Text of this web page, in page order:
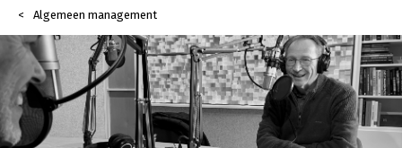
Algemeen management